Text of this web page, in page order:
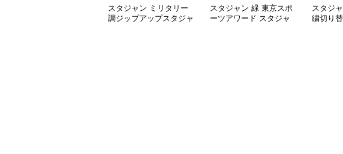
スタジャン ミリタリー
調ジップアップスタジャ
スタジャン 緑 東京スポ
ーツアワード スタジャ
スタジ
繍切り